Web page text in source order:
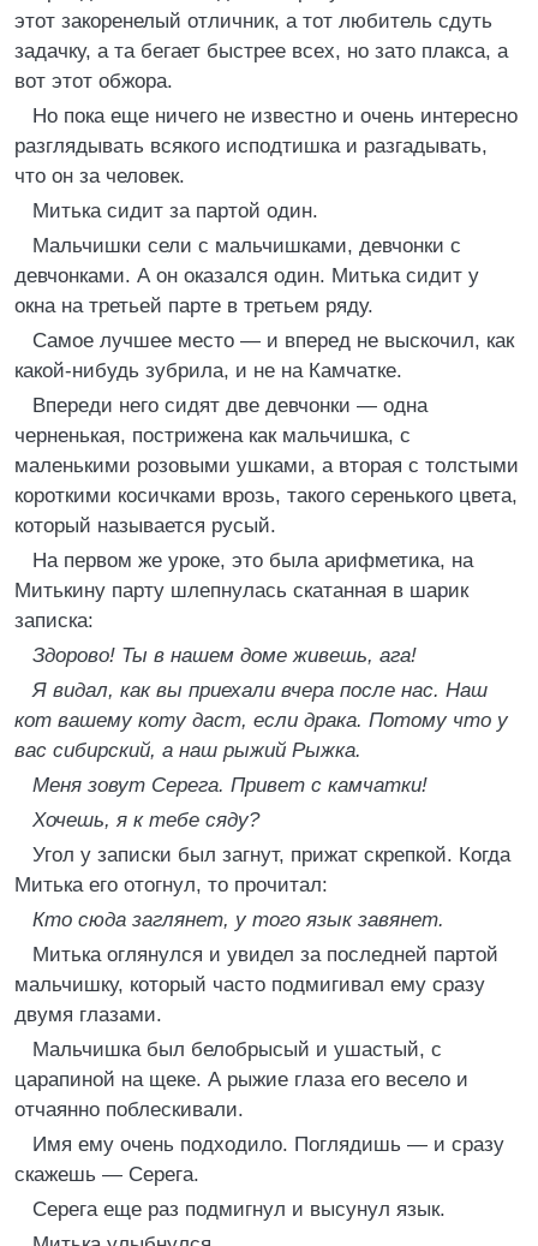
этот закоренелый отличник, а тот любитель сдуть
задачку, а та бегает быстрее всех, но зато плакса, а
вот этот обжора.
Но пока еще ничего не известно и очень интересно
разглядывать всякого исподтишка и разгадывать,
что он за человек.
Митька сидит за партой один.
Мальчишки сели с мальчишками, девчонки с
девчонками. А он оказался один. Митька сидит у
окна на третьей парте в третьем ряду.
Самое лучшее место — и вперед не выскочил, как
какой-нибудь зубрила, и не на Камчатке.
Впереди него сидят две девчонки — одна
черненькая, пострижена как мальчишка, с
маленькими розовыми ушками, а вторая с толстыми
короткими косичками врозь, такого серенького цвета,
который называется русый.
На первом же уроке, это была арифметика, на
Митькину парту шлепнулась скатанная в шарик
записка:
Здорово! Ты в нашем доме живешь, ага!
Я видал, как вы приехали вчера после нас. Наш
кот вашему коту даст, если драка. Потому что у
вас сибирский, а наш рыжий Рыжка.
Меня зовут Серега. Привет с камчатки!
Хочешь, я к тебе сяду?
Угол у записки был загнут, прижат скрепкой. Когда
Митька его отогнул, то прочитал:
Кто сюда заглянет, у того язык завянет.
Митька оглянулся и увидел за последней партой
мальчишку, который часто подмигивал ему сразу
двумя глазами.
Мальчишка был белобрысый и ушастый, с
царапиной на щеке. А рыжие глаза его весело и
отчаянно поблескивали.
Имя ему очень подходило. Поглядишь — и сразу
скажешь — Серега.
Серега еще раз подмигнул и высунул язык.